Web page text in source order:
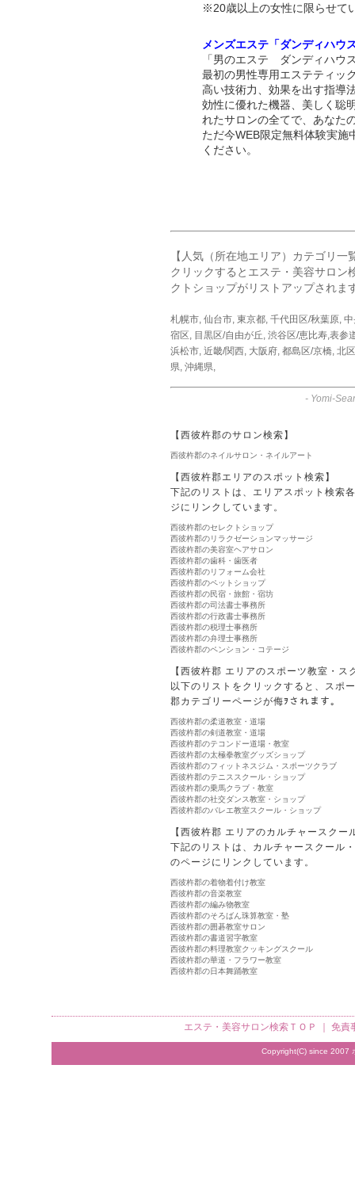
※20歳以上の女性に限らせて
メンズエステ「ダンディハウ
「男のエステ ダンディハウ
最初の男性専用エステティッ
高い技術力、効果を出す指導
効性に優れた機器、美しく聡
れたサロンの全てで、あなた
ただ今WEB限定無料体験実施
ください。
【人気（所在地エリア）カテゴリ一
クリックするとエステ・美容サロン
クトショップがリストアップされま
札幌市, 仙台市, 東京都, 千代田区/秋葉原,
宿区, 目黒区/自由が丘, 渋谷区/恵比寿,表参
浜松市, 近畿/関西, 大阪府, 都島区/京橋, 北
県, 沖縄県,
- Yomi-
【西彼杵郡のサロン検索】
西彼杵郡のネイルサロン・ネイルアート
【西彼杵郡エリアのスポット検索】
下記のリストは、エリアスポット検索
ジにリンクしています。
西彼杵郡のセレクトショップ
西彼杵郡のリラクゼーションマッサージ
西彼杵郡の美容室ヘアサロン
西彼杵郡の歯科・歯医者
西彼杵郡のリフォーム会社
西彼杵郡のペットショップ
西彼杵郡の民宿・旅館・宿坊
西彼杵郡の司法書士事務所
西彼杵郡の行政書士事務所
西彼杵郡の税理士事務所
西彼杵郡の弁理士事務所
西彼杵郡のペンション・コテージ
【西彼杵郡 エリアのスポーツ教室・ス
以下のリストをクリックすると、スポ
郡カテゴリーページが侮ｦされます。
西彼杵郡の柔道教室・道場
西彼杵郡の剣道教室・道場
西彼杵郡のテコンドー道場・教室
西彼杵郡の太極拳教室グッズショップ
西彼杵郡のフィットネスジム・スポーツクラブ
西彼杵郡のテニススクール・ショップ
西彼杵郡の乗馬クラブ・教室
西彼杵郡の社交ダンス教室・ショップ
西彼杵郡のバレエ教室スクール・ショップ
【西彼杵郡 エリアのカルチャースクー
下記のリストは、カルチャースクール
のページにリンクしています。
西彼杵郡の着物着付け教室
西彼杵郡の音楽教室
西彼杵郡の編み物教室
西彼杵郡のそろばん珠算教室・塾
西彼杵郡の囲碁教室サロン
西彼杵郡の書道習字教室
西彼杵郡の料理教室クッキングスクール
西彼杵郡の華道・フラワー教室
西彼杵郡の日本舞踊教室
エステ・美容サロン検索 ＴＯＰ ｜ 免責
Copyright(C) since 2007